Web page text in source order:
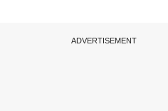
ADVERTISEMENT